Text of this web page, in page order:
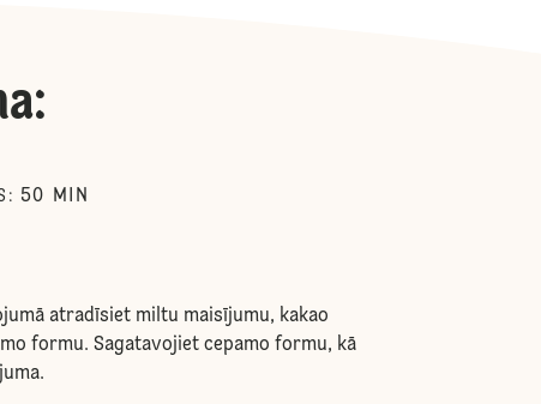
:
: 50 MIN
atradīsiet miltu maisījumu, kakao
formu. Sagatavojiet cepamo formu, kā